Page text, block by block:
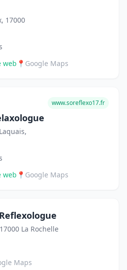
17000
web 📍 Google Maps
www.soreflexo17.fr
web 📍 Google Maps
La Rochelle
Maps